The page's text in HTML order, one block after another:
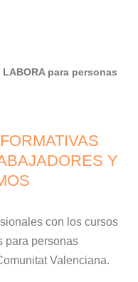
para personas
Y
con los cursos
para personas
Valenciana.